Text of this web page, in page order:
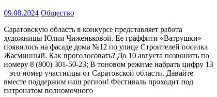
09.08.2024 Общество
Саратовскую область в конкурсе представляет работа
художницы Юлии Чиженьковой. Ее граффити «Ватрушки»
появилось на фасаде дома №12 по улице Строителей поселка
Жасминный. Как проголосовать? До 10 августа позвонить по
номеру 8 (800) 301-50-23; В тоновом режиме набрать цифру 13
– это номер участницы от Саратовской области. Давайте
вместе поддержим наш регион! Фестиваль проходит под
патронатом полномочного